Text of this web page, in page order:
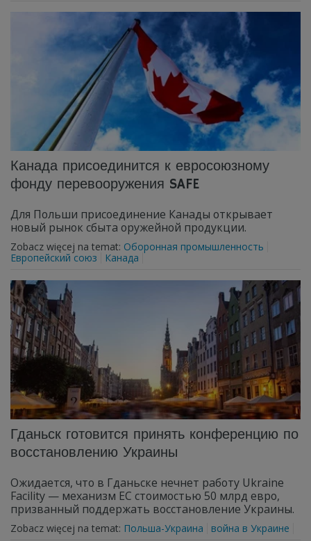
Канада присоединится к евросоюзному
фонду перевооружения SAFE
Для Польши присоединение Канады открывает
новый рынок сбыта оружейной продукции.
Zobacz więcej na temat: Оборонная промышленность
Европейский союз
Канада
Гданьск готовится принять конференцию по
восстановлению Украины
Ожидается, что в Гданьске нечнет работу Ukraine
Facility — механизм ЕС стоимостью 50 млрд евро,
призванный поддержать восстановление Украины.
Zobacz więcej na temat: Польша-Украина война в Украине